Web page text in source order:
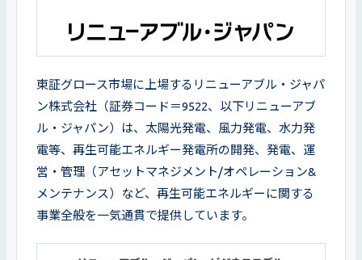
東証グロース市場に上場するリニューアブル・ジャパ
ン株式会社（証券コード＝9522、以下リニューアブ
ル・ジャパン）は、太陽光発電、風力発電、水力発
電等、再生可能エネルギー発電所の開発、発電、運
営・管理（アセットマネジメント/オペレーション&
メンテナンス）など、再生可能エネルギーに関する
事業全般を一気通貫で提供しています。